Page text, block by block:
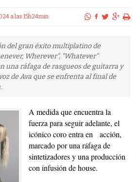
a las 15h24min
del gran éxito multiplatino de
Wherever", "Whatever"
una ráfaga de rasgueos de guitarra y
de Ava que se enfrenta al final de
A medida que encuentra la
fuerza para seguir adelante, el
icónico coro entra en acción,
marcado por una ráfaga de
sintetizadores y una producción
con infusión de house.